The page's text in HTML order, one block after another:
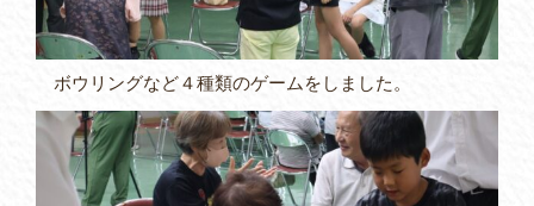
ボウリングなど４種類のゲームをしました。